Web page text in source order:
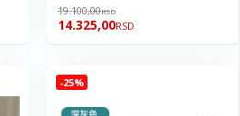
19.100,00RSD
14.325,00RSD
-25%